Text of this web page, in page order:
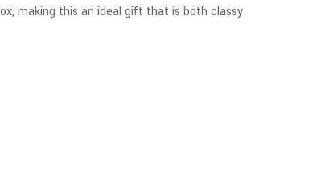
making this an ideal gift that is both classy